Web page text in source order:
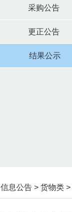
采购公告
更正公告
结果公示
信息公告 > 货物类 >